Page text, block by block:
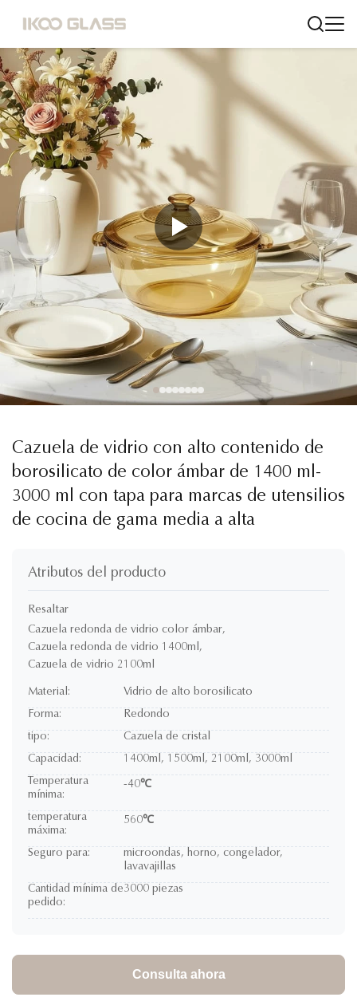
Cazuela de vidrio con alto contenido de
borosilicato de color ámbar de 1400 ml-
3000 ml con tapa para marcas de utensilios
de cocina de gama media a alta
Atributos del producto
Resaltar
Cazuela redonda de vidrio color ámbar,
Cazuela redonda de vidrio 1400ml,
Cazuela de vidrio 2100ml
Material:
Vidrio de alto borosilicato
Forma:
Redondo
tipo:
Cazuela de cristal
Capacidad:
1400ml, 1500ml, 2100ml, 3000ml
Temperatura
mínima:
-40℃
temperatura
máxima:
560℃
Seguro para:
microondas, horno, congelador,
lavavajillas
Cantidad mínima de
pedido:
3000 piezas
Consulta ahora